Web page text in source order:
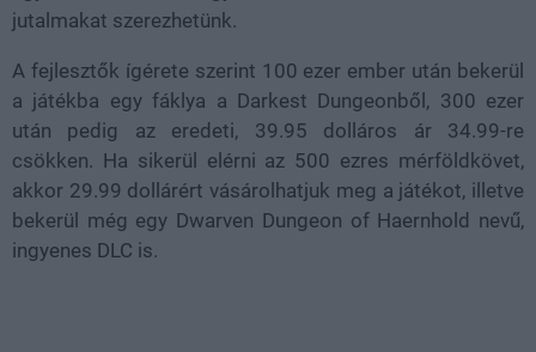
jutalmakat szerezhetünk.
A fejlesztők ígérete szerint 100 ezer ember után bekerül
a játékba egy fáklya a Darkest Dungeonből, 300 ezer
után pedig az eredeti, 39.95 dolláros ár 34.99-re
csökken. Ha sikerül elérni az 500 ezres mérföldkövet,
akkor 29.99 dollárért vásárolhatjuk meg a játékot, illetve
bekerül még egy Dwarven Dungeon of Haernhold nevű,
ingyenes DLC is.